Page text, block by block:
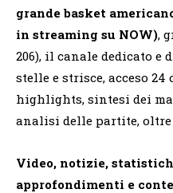
grande basket
in streaming su NOW),
206), il canale dedicato e
stelle e strisce, acceso 24
highlights, sintesi dei
analisi delle partite,
Video, notizie,
approfondimenti e